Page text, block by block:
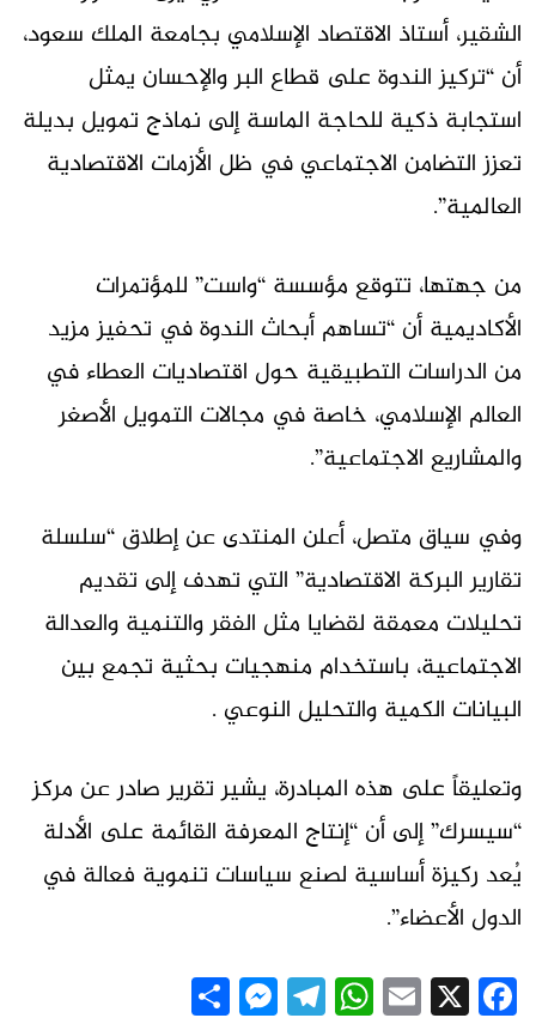
الشقير، أستاذ الاقتصاد الإسلامي بجامعة الملك سعود،
أن “تركيز الندوة على قطاع البر والإحسان يمثل
استجابة ذكية للحاجة الماسة إلى نماذج تمويل بديلة
تعزز التضامن الاجتماعي في ظل الأزمات الاقتصادية
العالمية”.
من جهتها، تتوقع مؤسسة “واست” للمؤتمرات
الأكاديمية أن “تساهم أبحاث الندوة في تحفيز مزيد
من الدراسات التطبيقية حول اقتصاديات العطاء في
العالم الإسلامي، خاصة في مجالات التمويل الأصغر
والمشاريع الاجتماعية”.
وفي سياق متصل، أعلن المنتدى عن إطلاق “سلسلة
تقارير البركة الاقتصادية” التي تهدف إلى تقديم
تحليلات معمقة لقضايا مثل الفقر والتنمية والعدالة
الاجتماعية، باستخدام منهجيات بحثية تجمع بين
البيانات الكمية والتحليل النوعي .
وتعليقاً على هذه المبادرة، يشير تقرير صادر عن مركز
“سيسرك” إلى أن “إنتاج المعرفة القائمة على الأدلة
يُعد ركيزة أساسية لصنع سياسات تنموية فعالة في
الدول الأعضاء”.
Facebook
X
Email
WhatsApp
Telegram
Messenger